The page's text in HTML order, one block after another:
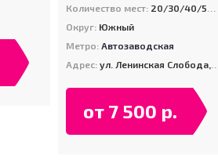
Количество мест: 20/30/40/50/80/100/120/400
Округ: Южный
Метро: Автозаводская
Адрес: ул. Ленинская Слобода, д. 26, стр. 15
от 7 500 р.